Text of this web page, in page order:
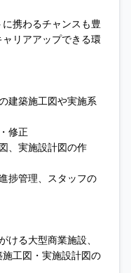
携わるチャンスも豊
リアアップできる環
建築施工図や実施系
修正
、実施設計図の作
捗管理、スタッフの
る大型商業施設、
工図・実施設計図の